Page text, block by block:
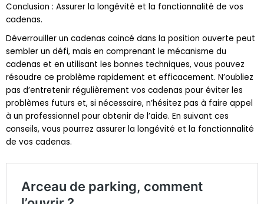
cadenas.
Déverrouiller un cadenas coincé dans la position ouverte peut
sembler un défi, mais en comprenant le mécanisme du
cadenas et en utilisant les bonnes techniques, vous pouvez
résoudre ce problème rapidement et efficacement. N’oubliez
pas d’entretenir régulièrement vos cadenas pour éviter les
problèmes futurs et, si nécessaire, n’hésitez pas à faire appel
à un professionnel pour obtenir de l’aide. En suivant ces
conseils, vous pourrez assurer la longévité et la fonctionnalité
de vos cadenas.